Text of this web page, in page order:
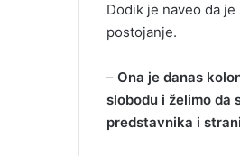
Dodik je naveo da
postojanje.
– Ona je danas
slobodu i želimo da
predstavnika i